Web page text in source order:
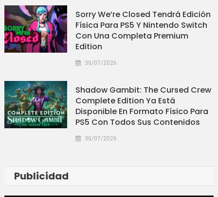
Sorry We’re Closed Tendrá Edición
Física Para PS5 Y Nintendo Switch
Con Una Completa Premium
Edition
30/07/2026
Shadow Gambit: The Cursed Crew
Complete Edition Ya Está
Disponible En Formato Físico Para
PS5 Con Todos Sus Contenidos
30/07/2026
Publicidad